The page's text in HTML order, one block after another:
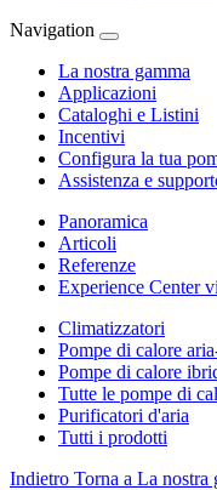
Navigation
La nostra gamma
Applicazioni
Cataloghi e Listini
Incentivi
Configura la tua
Assistenza e
Panoramica
Articoli
Referenze
Experience Center
Climatizzatori
Pompe di calore
Pompe di calore
Tutte le pompe di
Purificatori d'aria
Tutti i prodotti
Indietro Torna a La nostra